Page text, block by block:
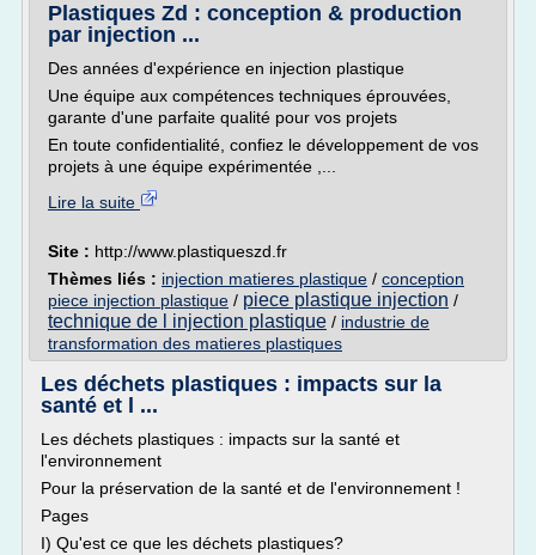
Plastiques Zd : conception & production
par injection ...
Des années d'expérience en injection plastique
Une équipe aux compétences techniques éprouvées,
garante d'une parfaite qualité pour vos projets
En toute confidentialité, confiez le développement de vos
projets à une équipe expérimentée ,...
Lire la suite
Site : http://www.plastiqueszd.fr
Thèmes liés : injection matieres plastique / conception
piece injection plastique / piece plastique injection /
technique de l injection plastique / industrie de
transformation des matieres plastiques
Les déchets plastiques : impacts sur la
santé et l ...
Les déchets plastiques : impacts sur la santé et
l'environnement
Pour la préservation de la santé et de l'environnement !
Pages
I) Qu'est ce que les déchets plastiques?